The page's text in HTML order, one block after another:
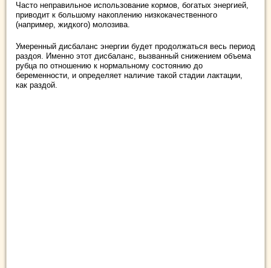
Часто неправильное использование кормов, богатых энергией,
приводит к большому накоплению низкокачественного
(например, жидкого) молозива.
Умеренный дисбаланс энергии будет продолжаться весь период
раздоя. Именно этот дисбаланс, вызванный снижением объема
рубца по отношению к нормальному состоянию до
беременности, и определяет наличие такой стадии лактации,
как раздой.